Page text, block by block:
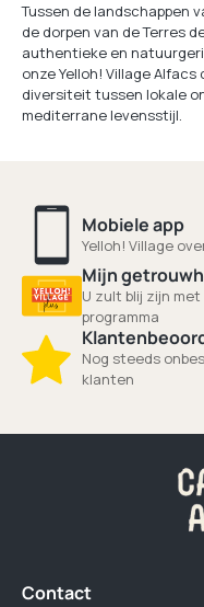
Tussen de landschappen
de dorpen van de Terres
authentieke en
onze Yelloh! Village
diversiteit tussen lokale
mediterrane levensstijl.
Mobiele app
Yelloh! Village
Mijn
U zult blij zijn
programma
Nog steeds
klanten
Contact